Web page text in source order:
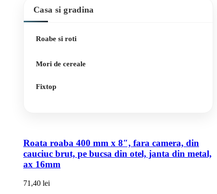
Casa si gradina
Roabe si roti
Mori de cereale
Fixtop
Roata roaba 400 mm x 8″, fara camera, din
cauciuc brut, pe bucsa din otel, janta din metal,
ax 16mm
71,40 lei